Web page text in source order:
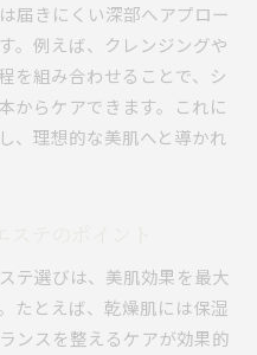
届きにくい深部へアプロー
。例えば、クレンジングや
を組み合わせることで、シ
からケアできます。これに
、理想的な美肌へと導かれ
テ選びは、美肌効果を最大
たとえば、乾燥肌には保湿
ンスを整えるケアが効果的